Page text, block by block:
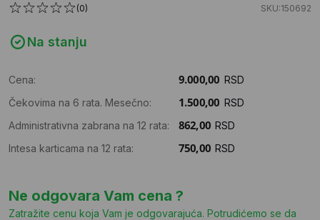
(0) SKU:150692
Na stanju
Cena:
RSD
Čekovima na 6 rata. Mesečno:
RSD
Administrativna zabrana na 12 rata:
RSD
Intesa karticama na 12 rata:
RSD
Ne odgovara Vam cena ?
Zatražite cenu koja Vam je odgovarajuća. Potrudićemo se da